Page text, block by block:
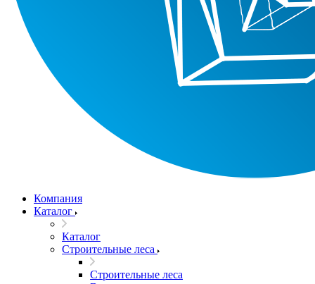
Компания
Каталог
Каталог
Строительные леса
Строительные леса